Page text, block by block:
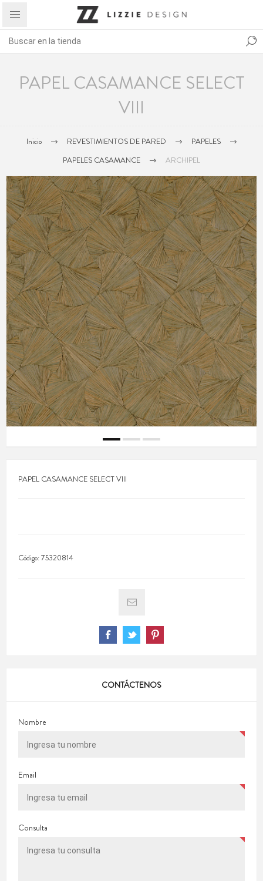
PAPEL CASAMANCE SELECT
VIII
Inicio REVESTIMIENTOS DE PARED
PAPELES
PAPELES CASAMANCE
ARCHIPEL
PAPEL CASAMANCE SELECT VIII
Código:75320814
CONTÁCTENOS
Nombre
Email
Consulta